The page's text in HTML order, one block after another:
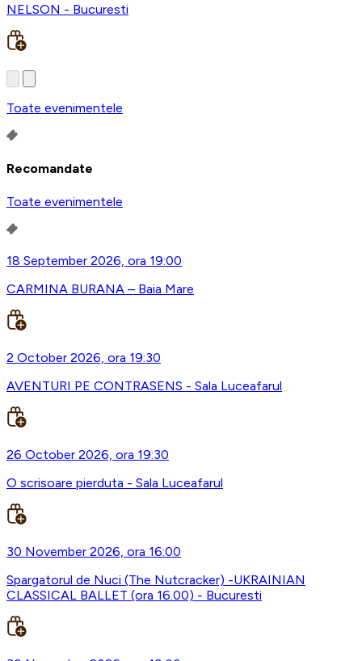
NELSON - Bucuresti
Toate evenimentele
Recomandate
Toate evenimentele
18 September 2026, ora 19:00
CARMINA BURANA – Baia Mare
2 October 2026, ora 19:30
AVENTURI PE CONTRASENS - Sala Luceafarul
26 October 2026, ora 19:30
O scrisoare pierduta - Sala Luceafarul
30 November 2026, ora 16:00
Spargatorul de Nuci (The Nutcracker) -UKRAINIAN
CLASSICAL BALLET (ora 16.00) - Bucuresti